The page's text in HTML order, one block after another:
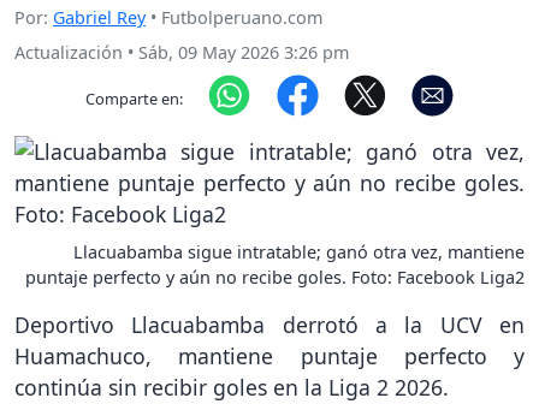
Por: Gabriel Rey• Futbolperuano.com
Actualización • Sáb, 09 May 2026 3:26 pm
Comparte en:
Llacuabamba sigue intratable; ganó otra vez, mantiene
puntaje perfecto y aún no recibe goles. Foto: Facebook Liga2
Deportivo Llacuabamba derrotó a la UCV en
Huamachuco, mantiene puntaje perfecto y
continúa sin recibir goles en la Liga 2 2026.